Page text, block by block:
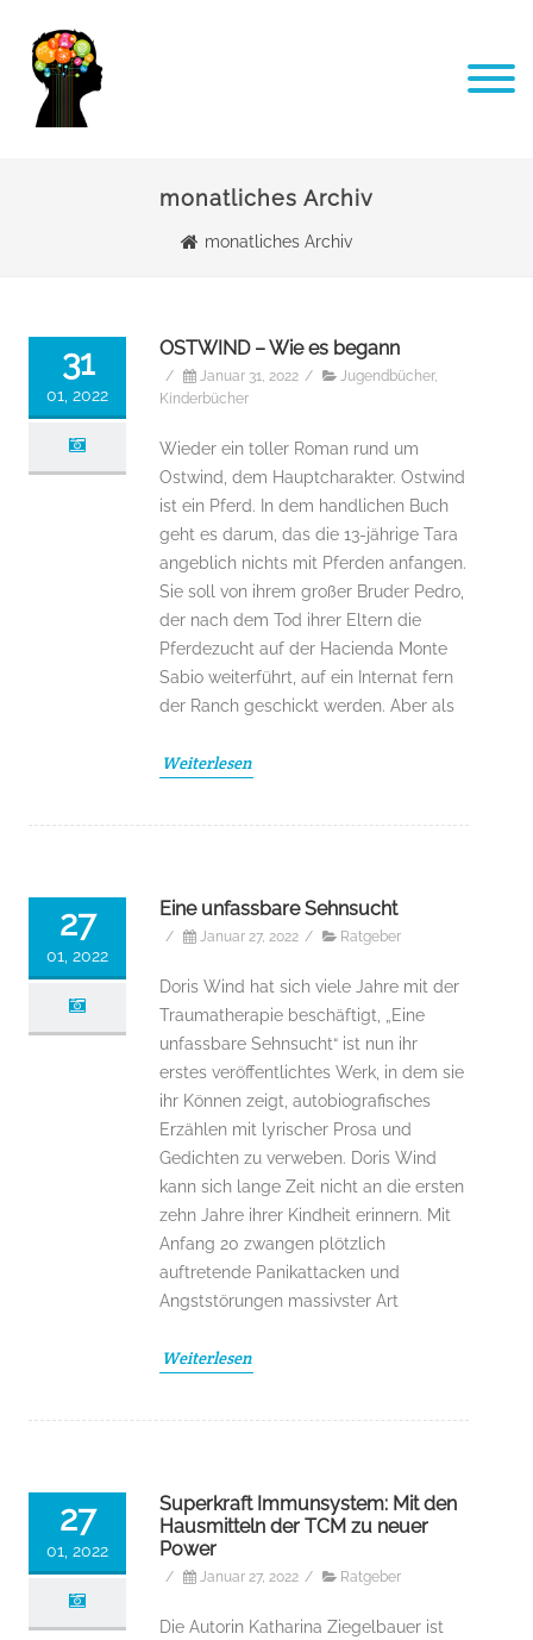
monatliches Archiv
monatliches Archiv
31
01, 2022
OSTWIND – Wie es begann
/ Januar 31, 2022 / Jugendbücher,
Kinderbücher
Wieder ein toller Roman rund um
Ostwind, dem Hauptcharakter. Ostwind
ist ein Pferd. In dem handlichen Buch
geht es darum, das die 13-jährige Tara
angeblich nichts mit Pferden anfangen.
Sie soll von ihrem großer Bruder Pedro,
der nach dem Tod ihrer Eltern die
Pferdezucht auf der Hacienda Monte
Sabio weiterführt, auf ein Internat fern
der Ranch geschickt werden. Aber als
Weiterlesen
27
01, 2022
Eine unfassbare Sehnsucht
/ Januar 27, 2022 / Ratgeber
Doris Wind hat sich viele Jahre mit der
Traumatherapie beschäftigt, „Eine
unfassbare Sehnsucht“ ist nun ihr
erstes veröffentlichtes Werk, in dem sie
ihr Können zeigt, autobiografisches
Erzählen mit lyrischer Prosa und
Gedichten zu verweben. Doris Wind
kann sich lange Zeit nicht an die ersten
zehn Jahre ihrer Kindheit erinnern. Mit
Anfang 20 zwangen plötzlich
auftretende Panikattacken und
Angststörungen massivster Art
Weiterlesen
27
01, 2022
Superkraft Immunsystem: Mit den
Hausmitteln der TCM zu neuer
Power
/ Januar 27, 2022 / Ratgeber
Die Autorin Katharina Ziegelbauer ist